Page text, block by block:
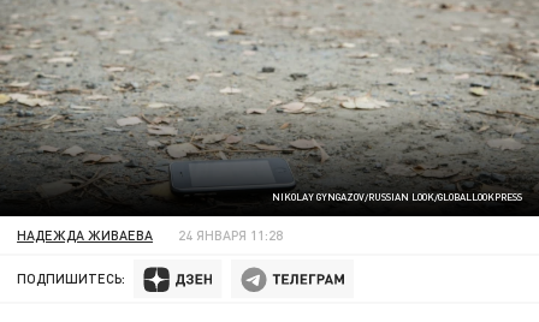
NIKOLAY GYNGAZOV/RUSSIAN LOOK/GLOBALLOOKPRESS
НАДЕЖДА ЖИВАЕВА 24 ЯНВАРЯ 11:28
ПОДПИШИТЕСЬ: